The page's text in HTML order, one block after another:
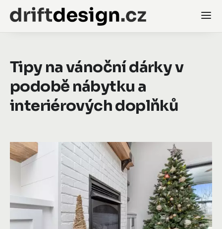
Tipy na vánoční dárky v
podobě nábytku a
interiérových doplňků